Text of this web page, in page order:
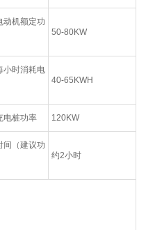
动机额定功
50-80KW
小时消耗电
40-65KWH
电桩功率 120KW
间（建议功
约2小时